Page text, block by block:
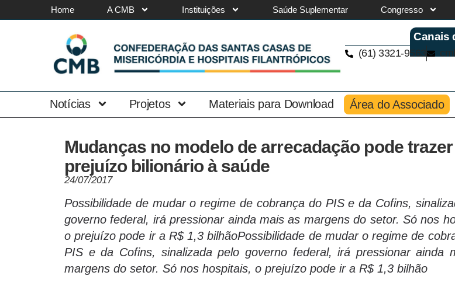
Home A CMB Instituições Saúde Suplementar Congresso
Canais
(61) 3321-9563
Notícias Projetos Materiais para Download Área do Associado
Mudanças no modelo de arrecadação pode trazer
prejuízo bilionário à saúde
24/07/2017
Possibilidade de mudar o regime de cobrança do PIS e da Cofins,
governo federal, irá pressionar ainda mais as margens do setor. Só nos
o prejuízo pode ir a R$ 1,3 bilhãoPossibilidade de mudar o regime de
PIS e da Cofins, sinalizada pelo governo federal, irá pressionar ainda
margens do setor. Só nos hospitais, o prejuízo pode ir a R$ 1,3 bilhão